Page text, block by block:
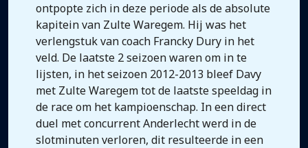
ontpopte zich in deze periode als de absolute
kapitein van Zulte Waregem. Hij was het
verlengstuk van coach Francky Dury in het
veld. De laatste 2 seizoen waren om in te
lijsten, in het seizoen 2012-2013 bleef Davy
met Zulte Waregem tot de laatste speeldag in
de race om het kampioenschap. In een direct
duel met concurrent Anderlecht werd in de
slotminuten verloren, dit resulteerde in een